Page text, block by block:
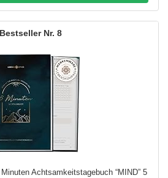
8
Achtsamkeitstagebuch “MIND” 5